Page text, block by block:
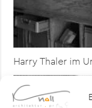
Harry Thaler im